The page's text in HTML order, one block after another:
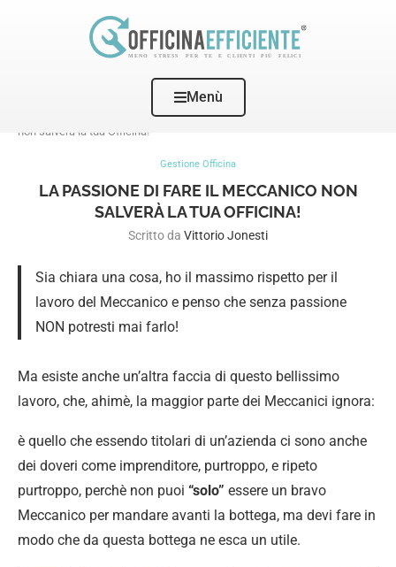
Menù
Gestione Officina
La passione di fare il Meccanico
non salverà la tua Officina!
Gestione Officina
LA PASSIONE DI FARE IL MECCANICO NON
SALVERÀ LA TUA OFFICINA!
Scritto da Vittorio Jonesti
Sia chiara una cosa, ho il massimo rispetto per il
lavoro del Meccanico e penso che senza passione
NON potresti mai farlo!
Ma esiste anche un’altra faccia di questo bellissimo
lavoro, che, ahimè, la maggior parte dei Meccanici ignora:
è quello che essendo titolari di un’azienda ci sono anche
dei doveri come imprenditore, purtroppo, e ripeto
purtroppo, perchè non puoi “solo” essere un bravo
Meccanico per mandare avanti la bottega, ma devi fare in
modo che da questa bottega ne esca un utile.